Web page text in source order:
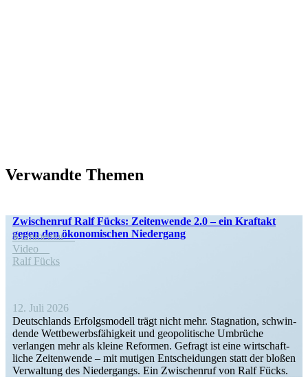
Verwandte Themen
Zwischenruf Ralf Fücks: Zeiten­wende 2.0 – ein Kraftakt
gegen den ökono­mi­schen Niedergang
Kommentar
Video
Ralf Fücks
12. Juli 2026
Deutsch­lands Erfolgs­modell trägt nicht mehr. Stagnation, schwin­
dende Wettbe­werbs­fä­higkeit und geopo­li­tische Umbrüche
verlangen mehr als kleine Reformen. Gefragt ist eine wirtschaft­
liche Zeiten­wende – mit mutigen Entschei­dungen statt der bloßen
Verwaltung des Nieder­gangs. Ein Zwischenruf von Ralf Fücks.